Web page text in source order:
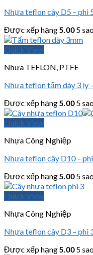
Nhựa teflon cây D5 – phi
Được xếp hạng5.00 5
Quick View
Nhựa TEFLON, PTFE
Nhựa teflon tấm dày 3 ly
Được xếp hạng5.00 5
Quick View
Nhựa Công Nghiệp
Nhựa teflon cây D10 –
Được xếp hạng5.00 5
Quick View
Nhựa Công Nghiệp
Nhựa teflon cây D3 – phi
Được xếp hạng5.00 5